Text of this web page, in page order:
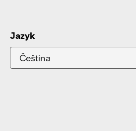
Jazyk
Zpět nahoru